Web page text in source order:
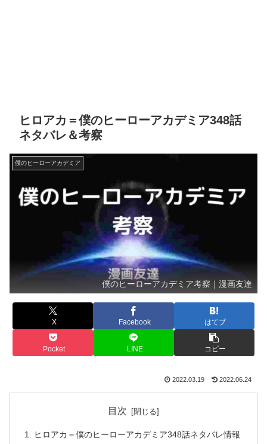
ヒロアカ＝僕のヒーローアカデミア348話
ネタバレ＆考察
僕のヒーローアカデミア
僕のヒーローアカデミア考察｜漫画友達
X Facebook はてブ
Pocket LINE コピー
2022.03.19 2022.06.24
目次
ヒロアカ＝僕のヒーローアカデミア348話ネタバレ情報